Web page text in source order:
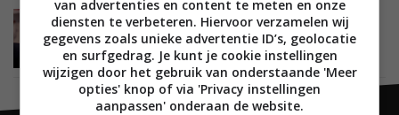
SMARTHOME 30 MAART 2017
Samsung Connect moet al je smart home-
apparaten in één app samenvoegen
van advertenties en content te meten en onze
diensten te verbeteren. Hiervoor verzamelen wij
gegevens zoals unieke advertentie ID’s, geolocatie
en surfgedrag. Je kunt je cookie instellingen
wijzigen door het gebruik van onderstaande 'Meer
opties' knop of via 'Privacy instellingen
aanpassen' onderaan de website.